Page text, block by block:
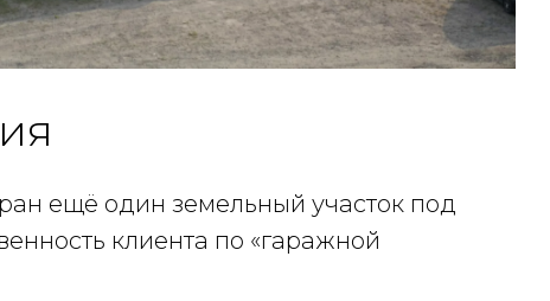
ещё один земельный участок под
клиента по «гаражной